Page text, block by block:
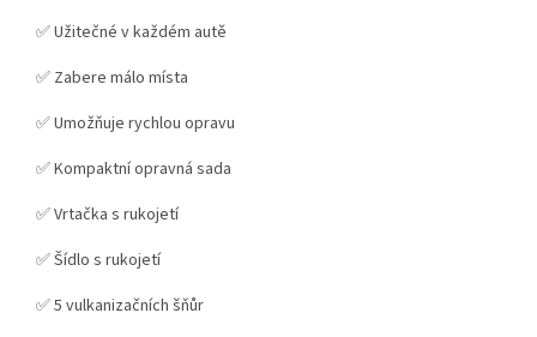
✅ Užitečné v každém autě
✅ Zabere málo místa
✅ Umožňuje rychlou opravu
✅ Kompaktní opravná sada
✅ Vrtačka s rukojetí
✅ Šídlo s rukojetí
✅ 5 vulkanizačních šňůr